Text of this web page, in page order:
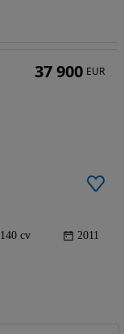
140 cv 2011
37 900 EUR